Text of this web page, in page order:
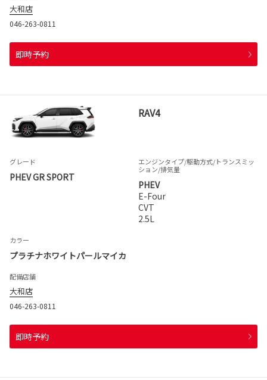
大和店
046-263-0811
即時予約
RAV4
グレード
PHEV GR SPORT
エンジンタイプ/駆動方式/トランスミッ
ション/排気量
PHEV
E-Four
CVT
2.5L
カラー
プラチナホワイトパールマイカ
配備店舗
大和店
046-263-0811
即時予約